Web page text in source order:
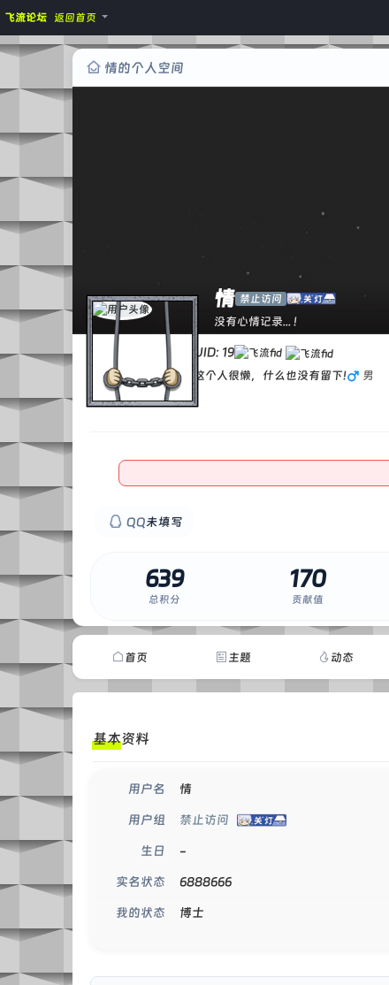
飞流论坛 返回首页
情的个人空间
情 禁止访问
没有心情记录... !
UID: 19
这个人很懒，什么也没有留下! 男
QQ未填写
639
总积分
170
贡献值
首页 主题 动态
基本资料
用户名 情
用户组 禁止访问
生日 -
实名状态 6888666
我的状态 博士